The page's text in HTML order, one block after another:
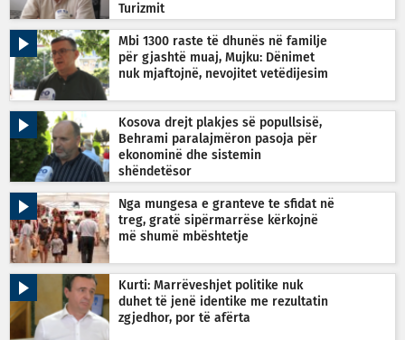
Turizmit
Mbi 1300 raste të dhunës në familje
për gjashtë muaj, Mujku: Dënimet
nuk mjaftojnë, nevojitet vetëdijesim
Kosova drejt plakjes së popullsisë,
Behrami paralajmëron pasoja për
ekonominë dhe sistemin
shëndetësor
Nga mungesa e granteve te sfidat në
treg, gratë sipërmarrëse kërkojnë
më shumë mbështetje
Kurti: Marrëveshjet politike nuk
duhet të jenë identike me rezultatin
zgjedhor, por të afërta